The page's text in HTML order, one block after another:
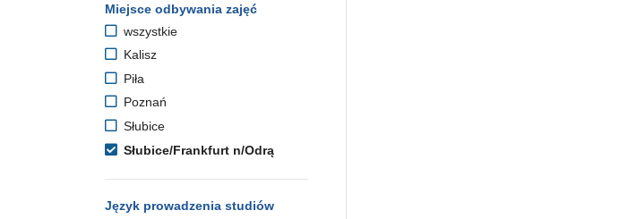
Miejsce odbywania zajęć
wszystkie
Kalisz
Piła
Poznań
Słubice
Słubice/Frankfurt n/Odrą
Język prowadzenia studiów